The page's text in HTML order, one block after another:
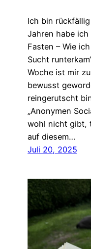
Ich bin
Jahren habe
Fasten – Wie
Sucht
Woche ist mir
bewusst
reingerutscht
„Anonymen
wohl nicht gibt,
auf diesem…
Juli 20, 2025